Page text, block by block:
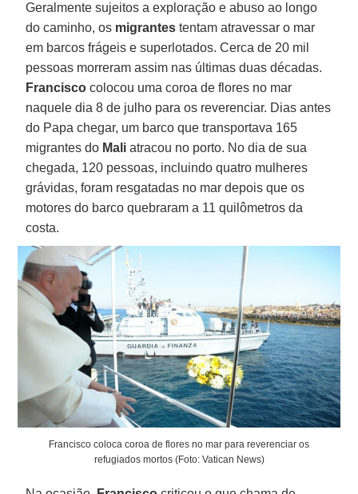
Geralmente sujeitos a exploração e abuso ao longo
do caminho, os migrantes tentam atravessar o mar
em barcos frágeis e superlotados. Cerca de 20 mil
pessoas morreram assim nas últimas duas décadas.
Francisco colocou uma coroa de flores no mar
naquele dia 8 de julho para os reverenciar. Dias antes
do Papa chegar, um barco que transportava 165
migrantes do Mali atracou no porto. No dia de sua
chegada, 120 pessoas, incluindo quatro mulheres
grávidas, foram resgatadas no mar depois que os
motores do barco quebraram a 11 quilômetros da
costa.
Francisco coloca coroa de flores no mar para reverenciar os
refugiados mortos (Foto: Vatican News)